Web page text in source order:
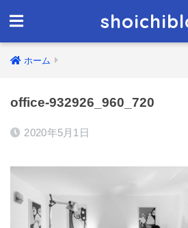
ホーム
office-932926_960_720
2020年5月1日